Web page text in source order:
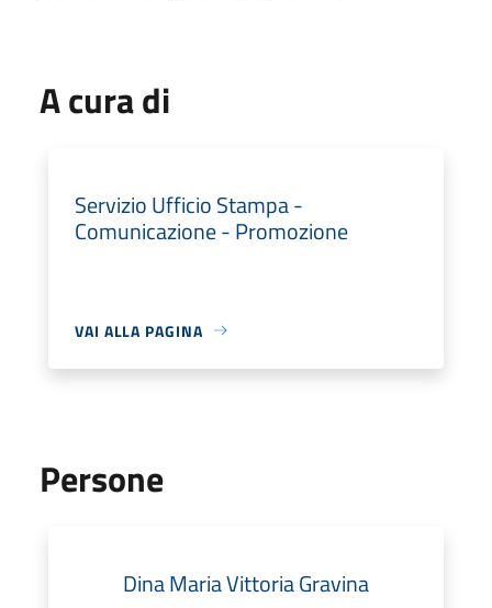
A cura di
Servizio Ufficio Stampa -
Comunicazione - Promozione
VAI ALLA PAGINA
Persone
Dina Maria Vittoria Gravina